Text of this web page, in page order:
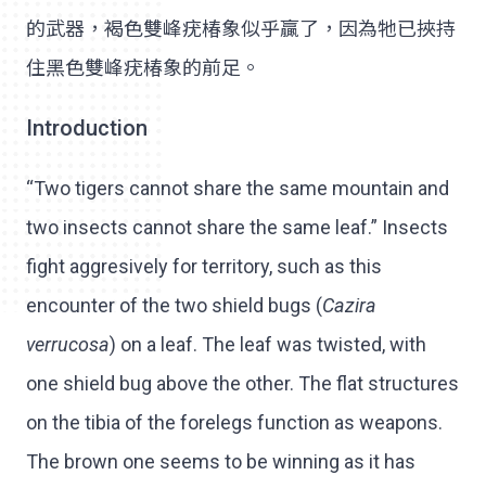
的武器，褐色雙峰疣椿象似乎贏了，因為牠已挾持
住黑色雙峰疣椿象的前足。
Introduction
“Two tigers cannot share the same mountain and
two insects cannot share the same leaf.” Insects
fight aggresively for territory, such as this
encounter of the two shield bugs (Cazira
verrucosa) on a leaf. The leaf was twisted, with
one shield bug above the other. The flat structures
on the tibia of the forelegs function as weapons.
The brown one seems to be winning as it has